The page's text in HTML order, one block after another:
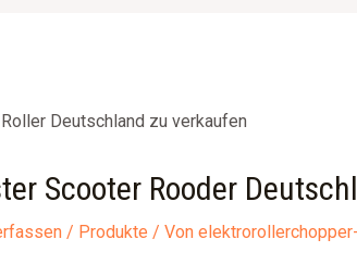
Scooter Rooder
/ Produkte / Von